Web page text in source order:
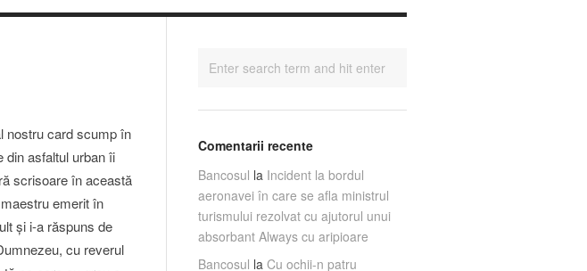
nostru card scump în
din asfaltul urban îi
scrisoare în această
emerit în
şi i-a răspuns de
cu reverul
Comentarii recente
Bancosul la Incident la bordul
aeronavei în care se afla ministrul
turismului rezolvat cu ajutorul unui
absorbant Always cu aripioare
Bancosul la Cu ochii-n patru